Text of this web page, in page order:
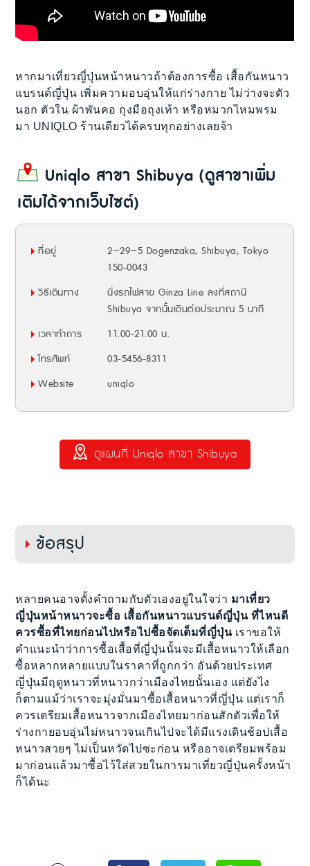
หากมาเที่ยวญี่ปุ่นหน้าหนาวถ้าต้องการซื้อ เสื้อกันหนาว
แบรนด์ญี่ปุ่น เพิ่มความอบอุ่นให้แก่ร่างกาย ไม่ว่างจะตัว
นอก ตัวใน ผ้าพันคอ ถุงมือถุงเท้า หรือหมวกไหมพรม
มา UNIQLO ร้านเดียวได้ครบทุกอย่างเลยจ้า
Uniqlo สาขา Shibuya (ดูสาขาเพิ่ม
เติมได้จากเว็บไซต์)
ที่อยู่
2−29−5 Dogenzaka, Shibuya, Tokyo
150-0043
วิธีเดินทาง
นั่งรถไฟสาย Ginza Line ลงที่สถานี
Shibuya จากนั้นเดินต่อประมาณ 5 นาที
เวลาทำการ
11.00-21.00 น.
โทรศัพท์
03-5456-8311
Website
uniqlo
ดูแผนที่ Uniqlo สาขา Shibuya
ข้อสรุป
หลายคนอาจตั้งคำถามกับตัวเองอยู่ในใจว่า มาเที่ยว
ญี่ปุ่นหน้าหนาวจะซื้อ เสื้อกันหนาวแบรนด์ญี่ปุ่น ที่ไหนดี
ควรซื้อที่ไทยก่อนไปหรือไปซื้อจัดเต็มที่ญี่ปุ่นเราขอให้
คำแนะนำว่าการซื้อเสื้อที่ญี่ปุ่นนั้นจะมีเสื้อหนาวให้เลือก
ซื้อหลากหลายแบบในราคาที่ถูกกว่า อันด้วยประเทศ
ญี่ปุ่นมีฤดูหนาวที่หนาวกว่าเมืองไทยนั้นเอง แต่ยังไง
ก็ตามแม้ว่าเราจะมุ่งมั่นมาซื้อเสื้อหนาวที่ญี่ปุ่น แต่เราก็
ควรเตรียมเสื้อหนาวจากเมืองไทยมาก่อนสักตัวเพื่อให้
ร่างกายอบอุ่นไม่หนาวจนเกินไปจะได้มีแรงเดินช้อปเสื้อ
หนาวสวยๆ ไม่เป็นหวัดไปซะก่อน หรืออาจเตรียมพร้อม
มาก่อนแล้วมาซื้อไว้ใส่สวยในการมาเที่ยวญี่ปุ่นครั้งหน้า
ก็ได้นะ